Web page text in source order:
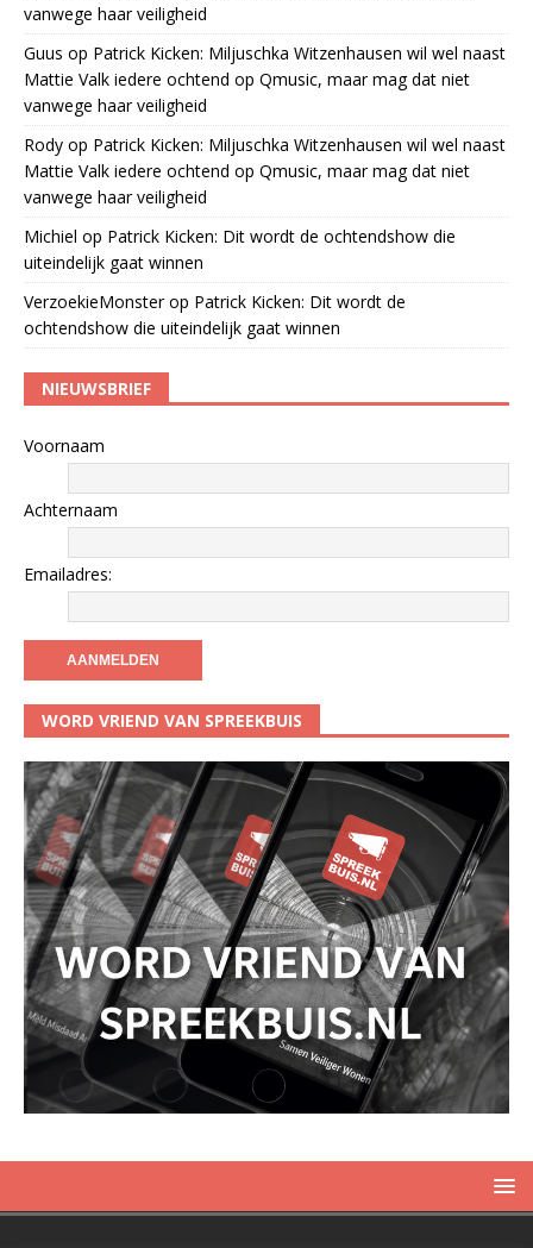
vanwege haar veiligheid
Guus op Patrick Kicken: Miljuschka Witzenhausen wil wel naast
Mattie Valk iedere ochtend op Qmusic, maar mag dat niet
vanwege haar veiligheid
Rody op Patrick Kicken: Miljuschka Witzenhausen wil wel naast
Mattie Valk iedere ochtend op Qmusic, maar mag dat niet
vanwege haar veiligheid
Michiel op Patrick Kicken: Dit wordt de ochtendshow die
uiteindelijk gaat winnen
VerzoekieMonsterop Patrick Kicken: Dit wordt de
ochtendshow die uiteindelijk gaat winnen
NIEUWSBRIEF
Voornaam
Achternaam
Emailadres:
WORD VRIEND VAN SPREEKBUIS